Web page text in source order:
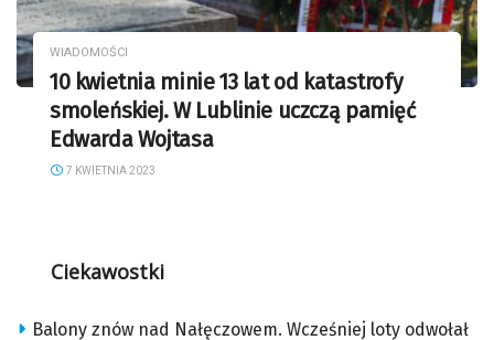
WIADOMOŚCI
10 kwietnia minie 13 lat od katastrofy
smoleńskiej. W Lublinie uczczą pamięć
Edwarda Wojtasa
7 KWIETNIA 2023
Ciekawostki
Balony znów nad Nałęczowem. Wcześniej loty odwołał